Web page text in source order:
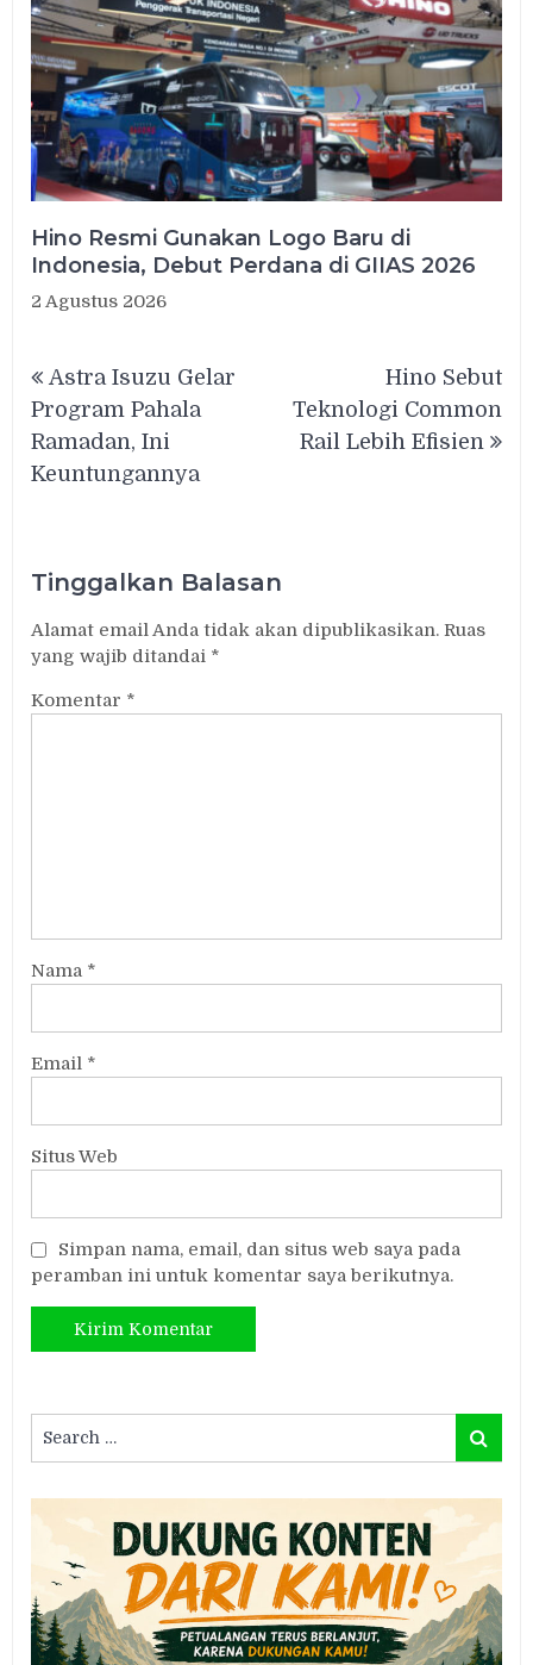
Hino Resmi Gunakan Logo Baru di
Indonesia, Debut Perdana di GIIAS 2026
2 Agustus 2026
pos
Astra Isuzu Gelar
Program Pahala
Ramadan, Ini
Keuntungannya
Hino Sebut
Teknologi Common
Rail Lebih Efisien
Tinggalkan Balasan
Alamat email Anda tidak akan dipublikasikan. Ruas
yang wajib ditandai *
Komentar *
Nama *
Email *
Situs Web
Simpan nama, email, dan situs web saya pada
peramban ini untuk komentar saya berikutnya.
for:
Search